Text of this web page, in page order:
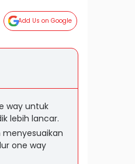
Add Us on Google
way untuk
lebih lancar.
one way